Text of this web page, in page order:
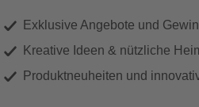
Exklusive Angebote und
Kreative Ideen & nützliche
Produktneuheiten und